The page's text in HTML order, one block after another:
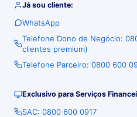
Já sou cliente:
WhatsApp
Telefone Dono de Negócio:
clientes premium)
Telefone Parceiro: 0800 600
Exclusivo para Serviços
SAC: 0800 600 0917